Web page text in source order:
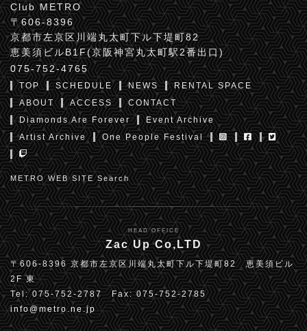
Club METRO
〒606-8396
京都市左京区川端丸太町下ル下堤町82
恵美須ビルB1F(京阪神宮丸太町駅2番出口)
075-752-4765
TOP SCHEDULE NEWS
RENTAL SPACE
ABOUT
ACCESS
CONTACT
Diamonds Are Forever
Event Archive
Artist Archive
One People Festival
METRO WEB SITE Search
HEAD OFFICE
Zac Up Co,LTD
〒606-8396 京都市左京区川端丸太町下ル下堤町82 恵美須ビル
2F 東
Tel: 075-752-2787 Fax: 075-752-2785
info@metro.ne.jp